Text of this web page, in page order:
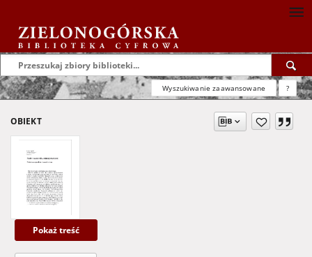
Wyszukiwanie zaawansowane ?
OBIEKT
Pokaż treść